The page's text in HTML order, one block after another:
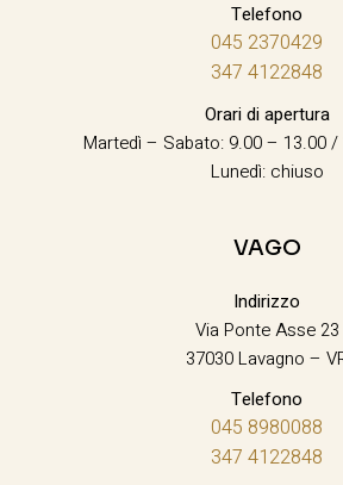
Telefono
045 2370429
347 4122848
Orari di apertura
Martedì – Sabato: 9.00 – 13.00
Lunedì: chiuso
VAGO
Indirizzo
Via Ponte Asse 23
37030 Lavagno –
Telefono
045 8980088
347 4122848